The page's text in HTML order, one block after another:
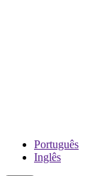
Português
Inglês